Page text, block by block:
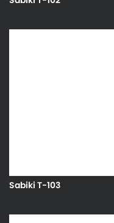
Sabiki T-103